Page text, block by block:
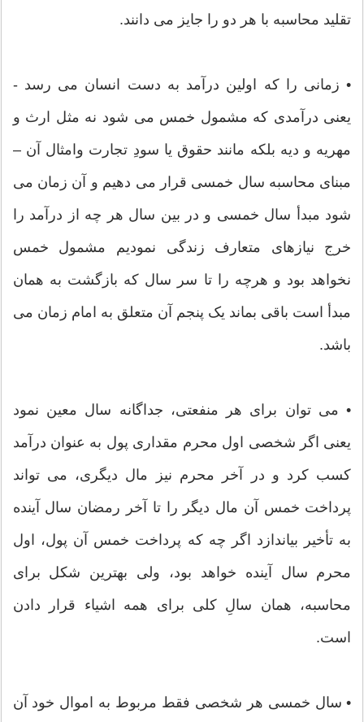
تقلید محاسبه با هر دو را جایز می دانند.
• زمانی را که اولین درآمد به دست انسان می رسد -
یعنی درآمدی که مشمول خمس می شود نه مثل ارث و
مهریه و دیه بلکه مانند حقوق یا سودِ تجارت وامثال آن –
مبنای محاسبه سال خمسی قرار می دهیم و آن زمان می
شود مبدأ سال خمسی و در بین سال هر چه از درآمد را
خرج نیاز‌های متعارف زندگی نمودیم مشمول خمس
نخواهد بود و هرچه را تا سر سال که بازگشت به همان
مبدأ است باقی بماند یک پنجم آن متعلق به امام زمان می
باشد.
• می توان برای هر منفعتی، جداگانه سال معین نمود
یعنی اگر شخصی اول محرم مقداری پول به عنوان درآمد
کسب کرد و در آخر محرم نیز مال دیگری، می تواند
پرداخت خمس آن مال دیگر را تا آخر رمضان سال آینده
به تأخیر بیاندازد اگر چه که پرداخت خمس آن پول، اول
محرم سال آینده خواهد بود، ولی بهترین شکل برای
محاسبه، همان سالِ کلی برای همه اشیاء قرار دادن
است.
• سال خمسی هر شخصی فقط مربوط به اموال خود آن